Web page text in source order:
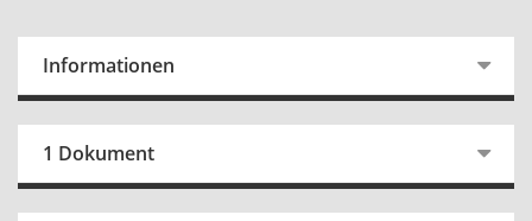
Informationen
1 Dokument